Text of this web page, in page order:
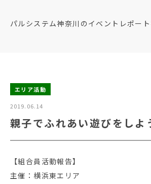
パルシステム神奈川のイベントレポート
エリア活動
2019.06.14
親子でふれあい遊びをしよ
【組合員活動報告】
主催：横浜東エリア